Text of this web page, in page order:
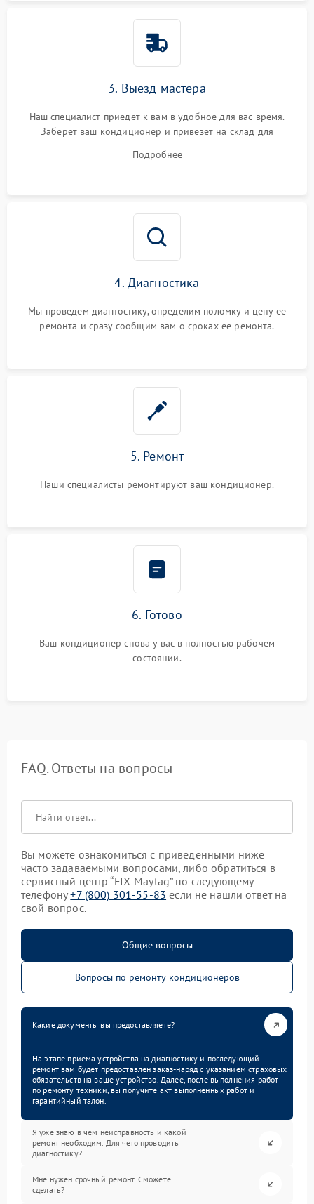
3. Выезд мастера
Наш специалист приедет к вам в удобное для вас время.
Заберет ваш кондиционер и привезет на склад для
Подробнее
4. Диагностика
Мы проведем диагностику, определим поломку и цену ее
ремонта и сразу сообщим вам о сроках ее ремонта.
5. Ремонт
Наши специалисты ремонтируют ваш кондиционер.
6. Готово
Ваш кондиционер снова у вас в полностью рабочем
состоянии.
FAQ. Ответы на вопросы
Вы можете ознакомиться с приведенными ниже
часто задаваемыми вопросами, либо обратиться в
сервисный центр “FIX-Maytag” по следующему
телефону+7 (800) 301-55-83 если не нашли ответ на
свой вопрос.
Общие вопросы
Вопросы по ремонту кондиционеров
Какие документы вы предоставляете?
На этапе приема устройства на диагностику и последующий
ремонт вам будет предоставлен заказ-наряд с указанием страховых
обязательств на ваше устройство. Далее, после выполнения работ
по ремонту техники, вы получите акт выполненных работ и
гарантийный талон.
Я уже знаю в чем неисправность и какой
ремонт необходим. Для чего проводить
диагностику?
Мне нужен срочный ремонт. Сможете
сделать?